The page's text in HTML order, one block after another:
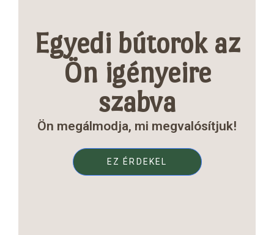
Egyedi bútorok az
Ön igényeire
szabva
Ön megálmodja, mi megvalósítjuk!
EZ ÉRDEKEL